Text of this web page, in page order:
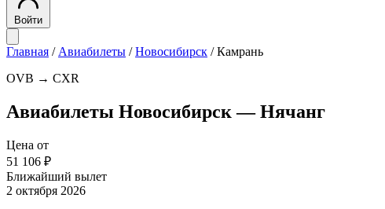
Войти
Главная / Авиабилеты / Новосибирск / Камрань
OVB → CXR
Авиабилеты Новосибирск — Нячанг
Цена от
51 106 ₽
Ближайший вылет
2 октября 2026